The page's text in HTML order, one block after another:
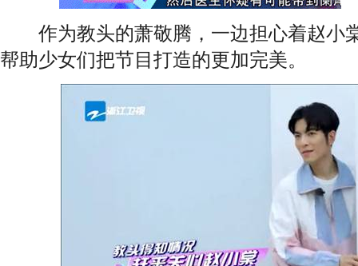
作为教头的萧敬腾，一边担心着赵小
帮助少女们把节目打造的更加完美。